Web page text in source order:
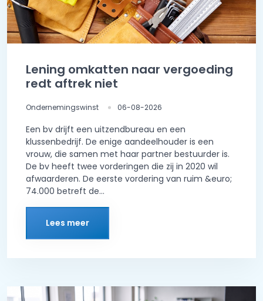
Lening omkatten naar vergoeding
redt aftrek niet
Ondernemingswinst 06-08-2026
Een bv drijft een uitzendbureau en een
klussenbedrijf. De enige aandeelhouder is een
vrouw, die samen met haar partner bestuurder is.
De bv heeft twee vorderingen die zij in 2020 wil
afwaarderen. De eerste vordering van ruim &euro;
74.000 betreft de...
Lees meer